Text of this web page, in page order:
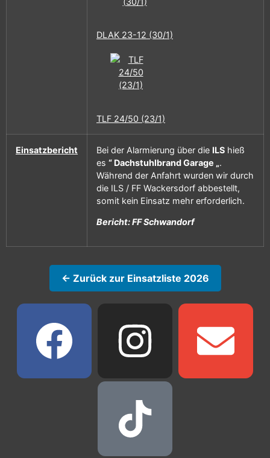
DLAK 23-12 (30/1)
TLF 24/50 (23/1)
Einsatzbericht Bei der Alarmierung über die ILS hieß
es “ Dachstuhlbrand Garage „.
Während der Anfahrt wurden wir durch
die ILS / FF Wackersdorf abbestellt,
somit kein Einsatz mehr erforderlich.
Bericht: FF Schwandorf
← Zurück zur Einsatzliste 2026